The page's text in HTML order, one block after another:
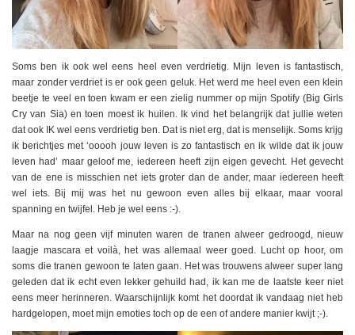
Soms ben ik ook wel eens heel even verdrietig. Mijn leven is fantastisch,
maar zonder verdriet is er ook geen geluk. Het werd me heel even een klein
beetje te veel en toen kwam er een zielig nummer op mijn Spotify (Big Girls
Cry van Sia) en toen moest ik huilen. Ik vind het belangrijk dat jullie weten
dat ook IK wel eens verdrietig ben. Dat is niet erg, dat is menselijk. Soms krijg
ik berichtjes met ‘ooooh jouw leven is zo fantastisch en ik wilde dat ik jouw
leven had’ maar geloof me, iedereen heeft zijn eigen gevecht. Het gevecht
van de ene is misschien net iets groter dan de ander, maar iedereen heeft
wel iets. Bij mij was het nu gewoon even alles bij elkaar, maar vooral
spanning en twijfel. Heb je wel eens :-).
Maar na nog geen vijf minuten waren de tranen alweer gedroogd, nieuw
laagje mascara et voilà, het was allemaal weer goed. Lucht op hoor, om
soms die tranen gewoon te laten gaan. Het was trouwens alweer super lang
geleden dat ik echt even lekker gehuild had, ik kan me de laatste keer niet
eens meer herinneren. Waarschijnlijk komt het doordat ik vandaag niet heb
hardgelopen, moet mijn emoties toch op de een of andere manier kwijt ;-).